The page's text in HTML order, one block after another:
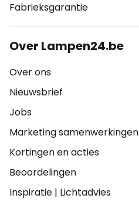
Fabrieksgarantie
Over Lampen24.be
Over ons
Nieuwsbrief
Jobs
Marketing samenwerkingen
Kortingen en acties
Beoordelingen
Inspiratie | Lichtadvies